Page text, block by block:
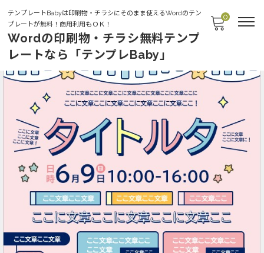
テンプレートBabyは印刷物・チラシにそのまま使えるWordのテン
プレートが無料！商用利用もＯＫ！
Wordの印刷物・チラシ無料テンプ
レートなら「テンプレBaby」
0